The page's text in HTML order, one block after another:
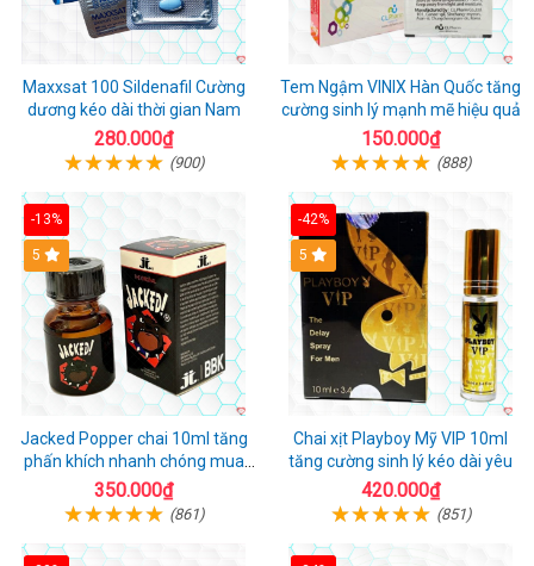
Maxxsat 100 Sildenafil Cường
dương kéo dài thời gian Nam
280.000₫
(900)
Tem Ngậm VINIX Hàn Quốc tăng
cường sinh lý mạnh mẽ hiệu quả
150.000₫
(888)
-13%
5
Jacked Popper chai 10ml tăng
phấn khích nhanh chóng mua
ngay
350.000₫
(861)
-42%
5
Chai xịt Playboy Mỹ VIP 10ml
tăng cường sinh lý kéo dài yêu
420.000₫
(851)